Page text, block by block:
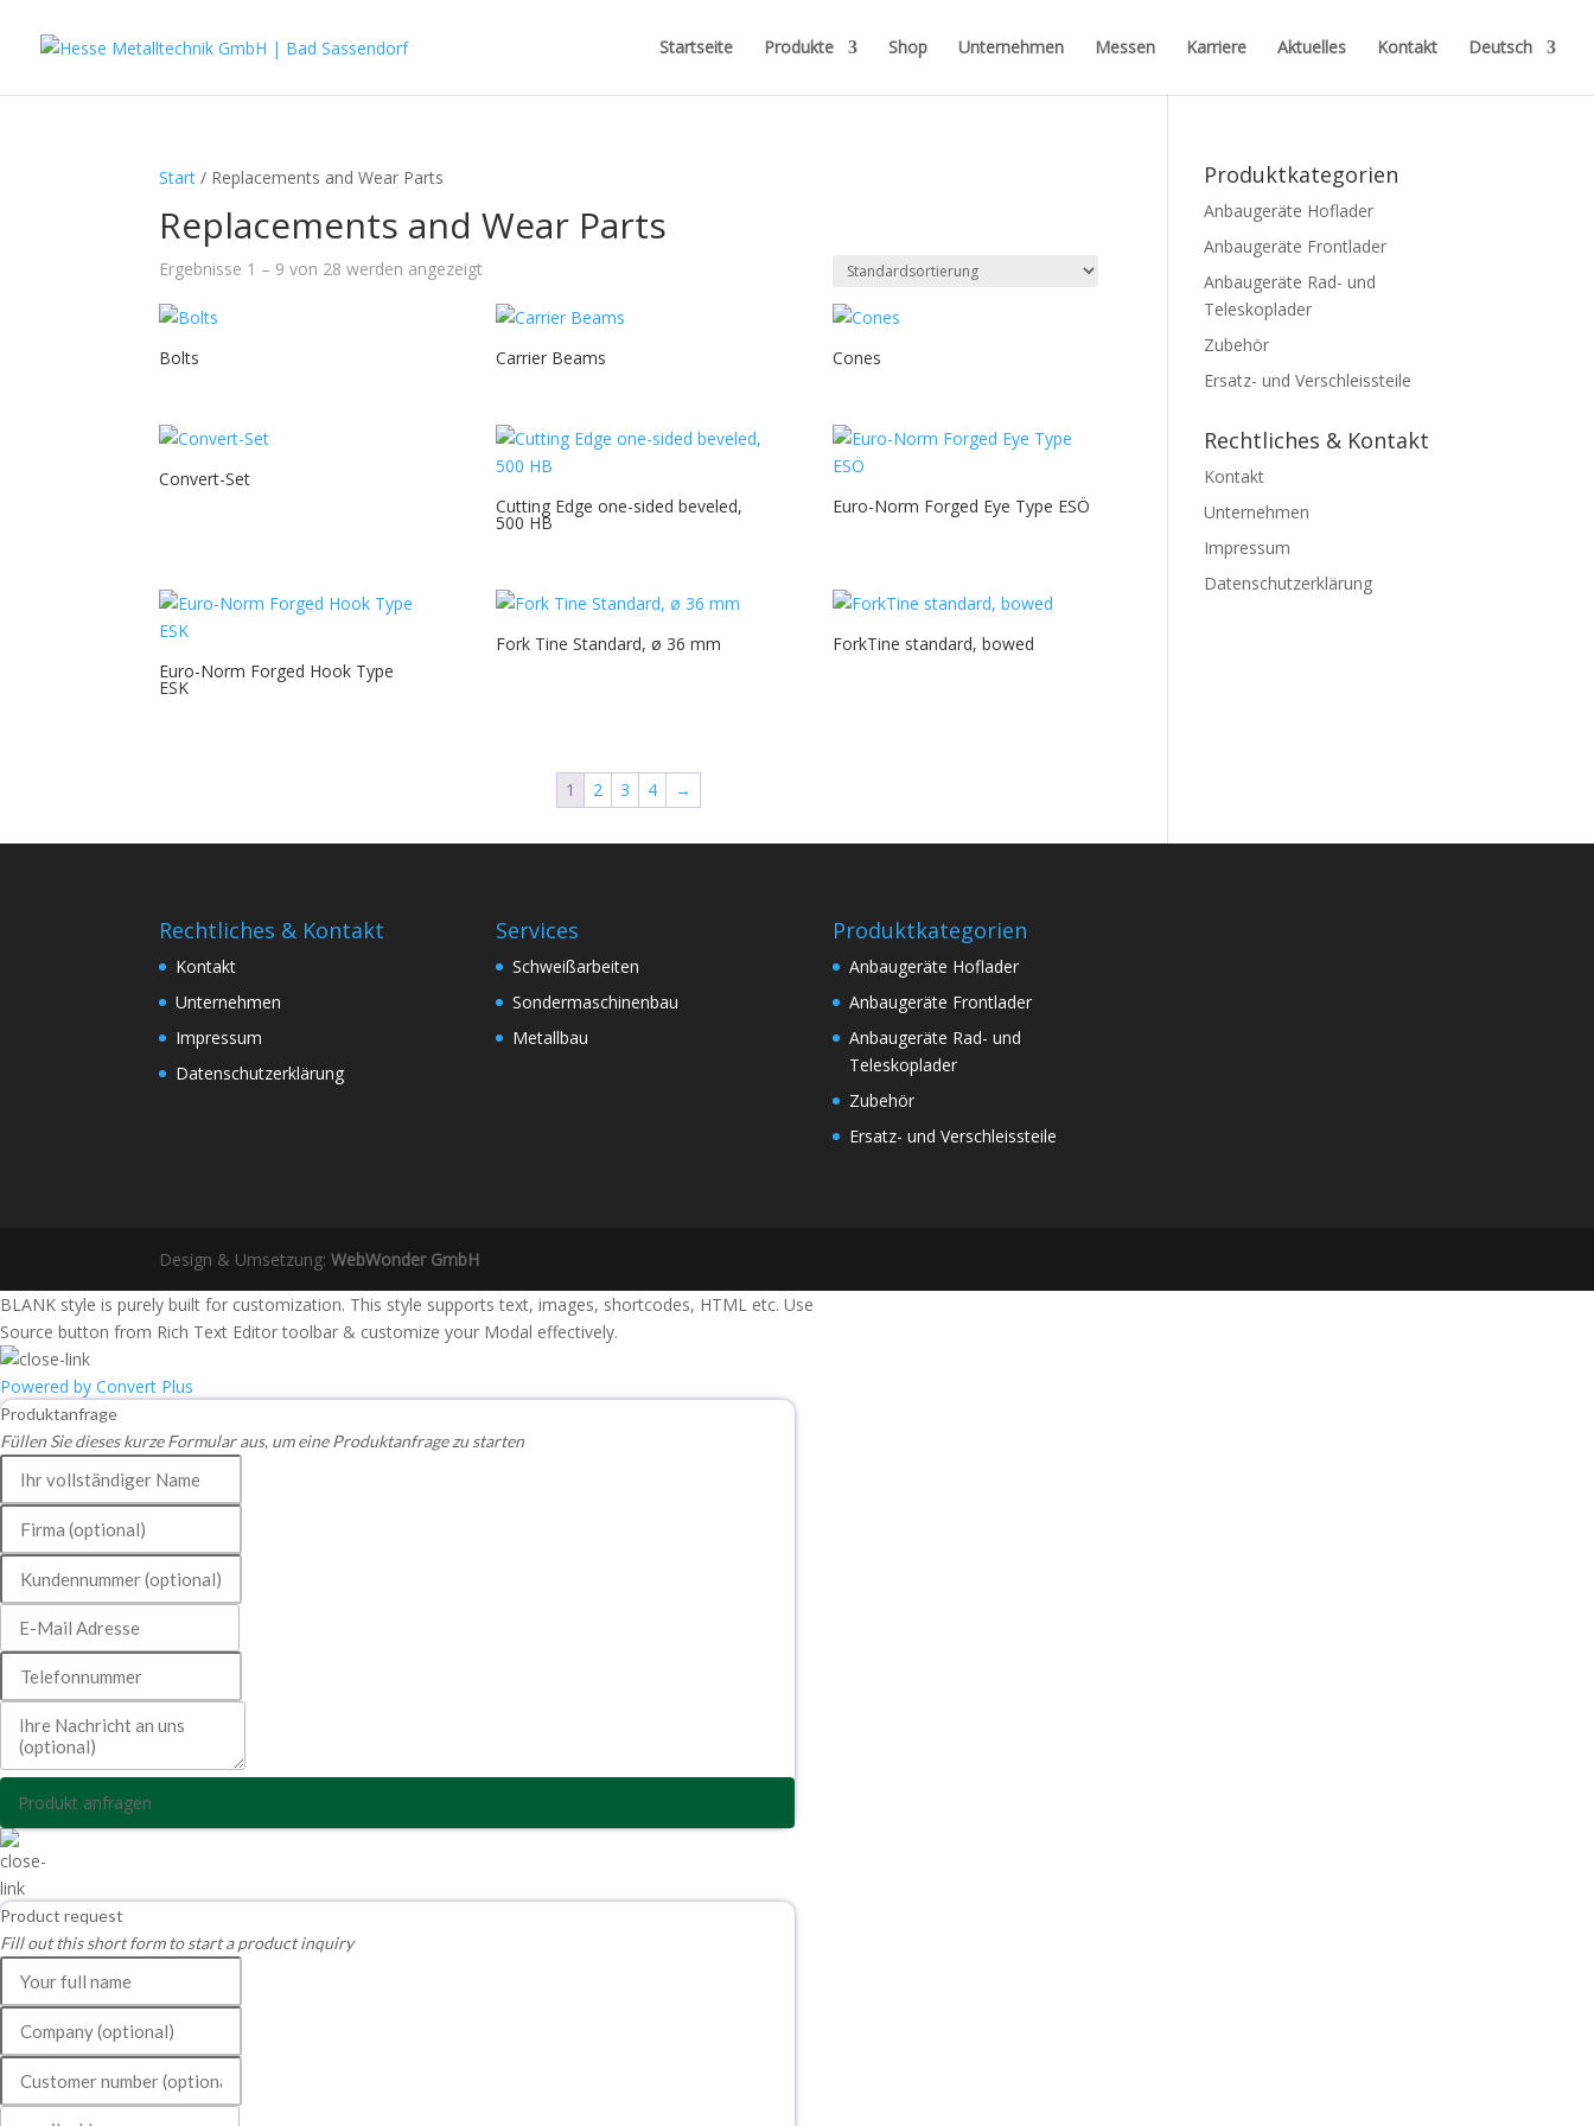
Startseite Produkte Shop Unternehmen Messen Karriere Aktuelles Kontakt Deutsch
Start / Replacements and Wear Parts
Replacements and Wear Parts
Ergebnisse 1 – 9 von 28 werden angezeigt
Bolts Carrier Beams Cones
Convert-Set
Cutting Edge one-sided beveled,
500 HB
Euro-Norm Forged Eye Type ESÖ
Euro-Norm Forged Hook Type
ESK
Fork Tine Standard, ø 36 mm ForkTine standard, bowed
1 2 3 4 →
Produktkategorien
Anbaugeräte Hoflader
Anbaugeräte Frontlader
Anbaugeräte Rad- und
Teleskoplader
Zubehör
Ersatz- und Verschleissteile
Rechtliches & Kontakt
Kontakt
Unternehmen
Impressum
Datenschutzerklärung
Rechtliches & Kontakt
Kontakt
Unternehmen
Impressum
Datenschutzerklärung
Services
Schweißarbeiten
Sondermaschinenbau
Metallbau
Produktkategorien
Anbaugeräte Hoflader
Anbaugeräte Frontlader
Anbaugeräte Rad- und
Teleskoplader
Zubehör
Ersatz- und Verschleissteile
Design & Umsetzung:WebWonder GmbH
BLANK style is purely built for customization. This style supports text, images, shortcodes, HTML etc. Use
Source button from Rich Text Editor toolbar & customize your Modal effectively.
Powered by Convert Plus
Produktanfrage
Füllen Sie dieses kurze Formular aus, um eine Produktanfrage zu starten
Produkt anfragen
Product request
Fill out this short form to start a product inquiry